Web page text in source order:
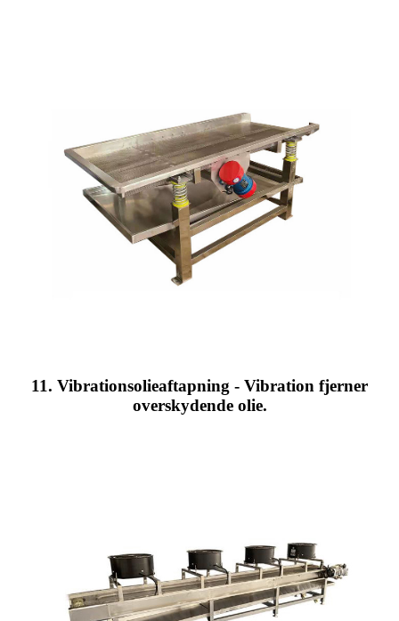
11. Vibrationsolieaftapning - Vibration fjerner
overskydende olie.